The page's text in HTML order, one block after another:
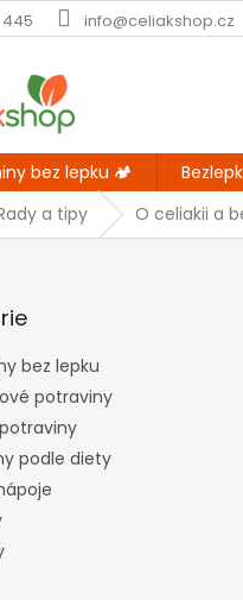
445 info@celiakshop.cz
bez lepku 🏕️
a tipy O celiakii a
bez lepku
potraviny
podle diety